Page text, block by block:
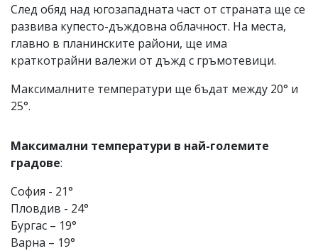
След обяд над югозападната част от страната ще се
развива купесто-дъждовна облачност. На места,
главно в планинските райони, ще има
краткотрайни валежи от дъжд с гръмотевици.
Максималните температури ще бъдат между 20° и
25°.
Максимални температури в най-големите
градове:
София - 21°
Пловдив - 24°
Бургас – 19°
Варна – 19°